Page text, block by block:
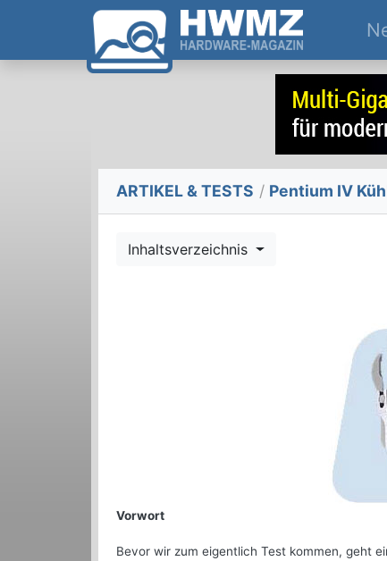
ARTIKEL & TESTS / Pentium IV
Inhaltsverzeichnis
Vorwort
Bevor wir zum eigentlich Test kommen, geht